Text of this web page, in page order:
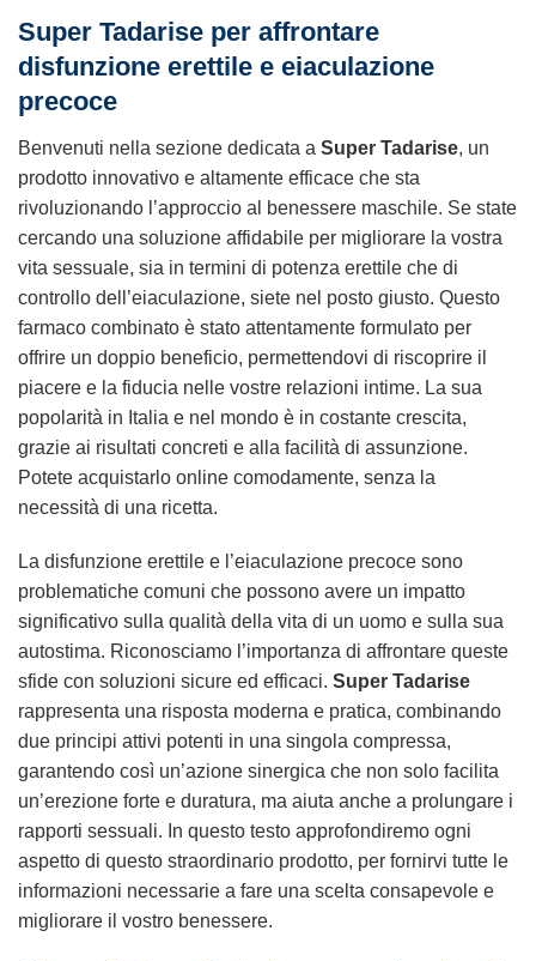
Super Tadarise per affrontare
disfunzione erettile e eiaculazione
precoce
Benvenuti nella sezione dedicata a Super Tadarise, un
prodotto innovativo e altamente efficace che sta
rivoluzionando l’approccio al benessere maschile. Se state
cercando una soluzione affidabile per migliorare la vostra
vita sessuale, sia in termini di potenza erettile che di
controllo dell’eiaculazione, siete nel posto giusto. Questo
farmaco combinato è stato attentamente formulato per
offrire un doppio beneficio, permettendovi di riscoprire il
piacere e la fiducia nelle vostre relazioni intime. La sua
popolarità in Italia e nel mondo è in costante crescita,
grazie ai risultati concreti e alla facilità di assunzione.
Potete acquistarlo online comodamente, senza la
necessità di una ricetta.
La disfunzione erettile e l’eiaculazione precoce sono
problematiche comuni che possono avere un impatto
significativo sulla qualità della vita di un uomo e sulla sua
autostima. Riconosciamo l’importanza di affrontare queste
sfide con soluzioni sicure ed efficaci. Super Tadarise
rappresenta una risposta moderna e pratica, combinando
due principi attivi potenti in una singola compressa,
garantendo così un’azione sinergica che non solo facilita
un’erezione forte e duratura, ma aiuta anche a prolungare i
rapporti sessuali. In questo testo approfondiremo ogni
aspetto di questo straordinario prodotto, per fornirvi tutte le
informazioni necessarie a fare una scelta consapevole e
migliorare il vostro benessere.